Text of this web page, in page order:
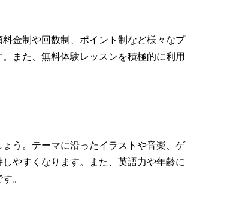
金制や回数制、ポイント制など様々なプ
また、無料体験レッスンを積極的に利用
う。テーマに沿ったイラストや音楽、ゲ
やすくなります。また、英語力や年齢に
。